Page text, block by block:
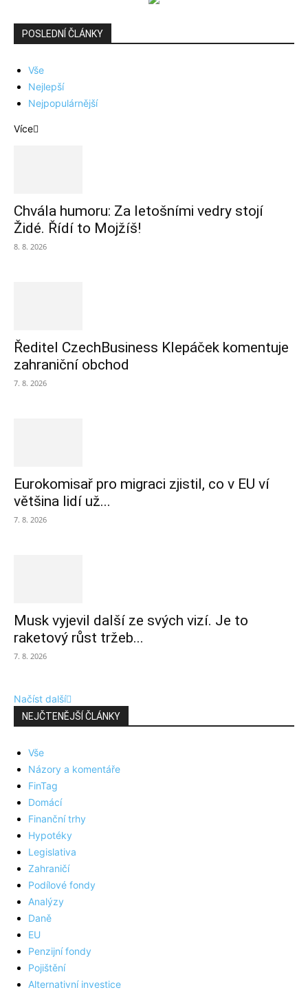
POSLEDNÍ ČLÁNKY
Vše
Nejlepší
Nejpopulárnější
Více
Chvála humoru: Za letošními vedry stojí
Židé. Řídí to Mojžíš!
8. 8. 2026
Ředitel CzechBusiness Klepáček komentuje
zahraniční obchod
7. 8. 2026
Eurokomisař pro migraci zjistil, co v EU ví
většina lidí už...
7. 8. 2026
Musk vyjevil další ze svých vizí. Je to
raketový růst tržeb...
7. 8. 2026
Načíst další
NEJČTENĚJŠÍ ČLÁNKY
Vše
Názory a komentáře
FinTag
Domácí
Finanční trhy
Hypotéky
Legislativa
Zahraničí
Podílové fondy
Analýzy
Daně
EU
Penzijní fondy
Pojištění
Alternativní investice